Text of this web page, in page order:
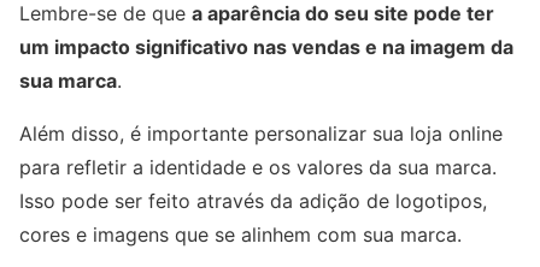
Lembre-se de que a aparência do seu site pode ter
um impacto significativo nas vendas e na imagem da
sua marca.
Além disso, é importante personalizar sua loja online
para refletir a identidade e os valores da sua marca.
Isso pode ser feito através da adição de logotipos,
cores e imagens que se alinhem com sua marca.